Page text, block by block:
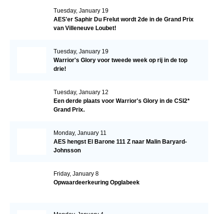
Tuesday, January 19
AES'er Saphir Du Frelut wordt 2de in de Grand Prix
van Villeneuve Loubet!
Tuesday, January 19
Warrior's Glory voor tweede week op rij in de top
drie!
Tuesday, January 12
Een derde plaats voor Warrior's Glory in de CSI2*
Grand Prix.
Monday, January 11
AES hengst El Barone 111 Z naar Malin Baryard-
Johnsson
Friday, January 8
Opwaardeerkeuring Opglabeek